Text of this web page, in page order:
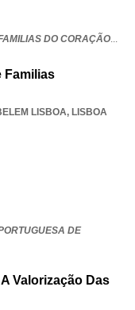
DO CORAÇÃO...
Familias
LISBOA, LISBOA
DE
Valorização Das